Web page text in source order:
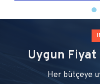
Uygun
Her bütçeye